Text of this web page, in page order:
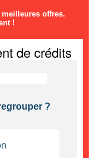
offres.
!